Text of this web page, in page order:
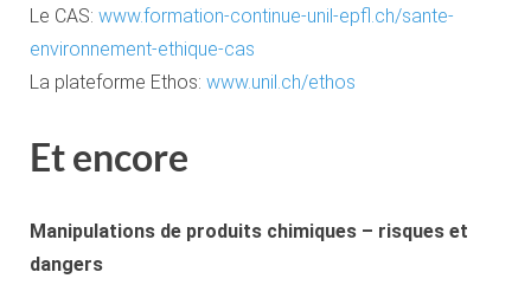
Le CAS: www.formation-continue-unil-epfl.ch/sante-
environnement-ethique-cas
La plateforme Ethos: www.unil.ch/ethos
Et encore
Manipulations de produits chimiques – risques et
dangers